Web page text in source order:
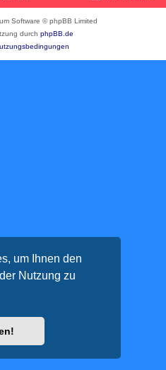
um Ihnen den
Nutzung zu
Software © phpBB Limited
durch phpBB.de